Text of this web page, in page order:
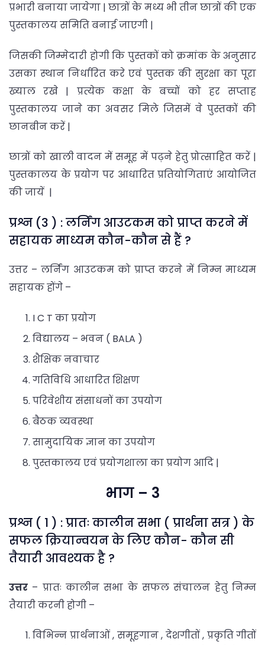
प्रभारी बनाया जायेगा | छात्रों के मध्य भी तीन छात्रों की एक
पुस्तकालय समिति बनाई जाएगी |
जिसकी जिम्मेदारी होगी कि पुस्तकों को क्रमांक के अनुसार
उसका स्थान निर्धारित करे एवं पुस्तक की सुरक्षा का पूरा
ख्याल रखे | प्रत्येक कक्षा के बच्चों को हर सप्ताह
पुस्तकालय जाने का अवसर मिले जिसमें वे पुस्तकों की
छानबीन करें |
छात्रों को खाली वादन में समूह में पढ़ने हेतु प्रोत्साहित करें |
पुस्तकालय के प्रयोग पर आधारित प्रतियोगिताएं आयोजित
की जायें |
प्रश्न (3 ) : लर्निंग आउटकम को प्राप्त करने में
सहायक माध्यम कौन-कौन से हैं ?
उत्तर – लर्निंग आउटकम को प्राप्त करने में निम्न माध्यम
सहायक होंगे –
I C T का प्रयोग
विद्यालय – भवन ( BALA )
शैक्षिक नवाचार
गतिविधि आधारित शिक्षण
परिवेशीय संसाधनों का उपयोग
बैठक व्यवस्था
सामुदायिक ज्ञान का उपयोग
पुस्तकालय एवं प्रयोगशाला का प्रयोग आदि |
भाग – 3
प्रश्न ( 1 ) : प्रातः कालीन सभा ( प्रार्थना सत्र ) के
सफल क्रियान्वयन के लिए कौन- कौन सी
तैयारी आवश्यक है ?
उत्तर – प्रातः कालीन सभा के सफल संचालन हेतु निम्न
तैयारी करनी होगी –
विभिन्न प्रार्थनाओं , समूहगान , देशगीतों , प्रकृति गीतों